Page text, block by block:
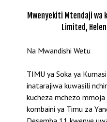
Mwenyekiti Mtendaji wa
Limited,
Na Mwandishi Wetu
TIMU ya Soka ya
inatarajiwa kuwasili
kucheza mchezo mmoja
kombaini ya Timu za